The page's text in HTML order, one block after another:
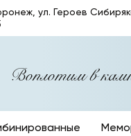
ул. Героев
Воплотим в